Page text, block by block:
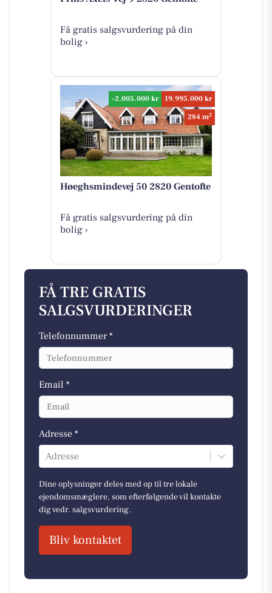
Få gratis salgsvurdering på din
bolig ›
-2.005.000 kr
19.995.000 kr
284 m2
Høeghsmindevej 50 2820 Gentofte
Få gratis salgsvurdering på din
bolig ›
FÅ TRE GRATIS
SALGSVURDERINGER
Telefonnummer *
Email *
Adresse *
Adresse
Dine oplysninger deles med op til tre lokale
ejendomsmæglere, som efterfølgende vil kontakte
dig vedr. salgsvurdering.
Bliv kontaktet